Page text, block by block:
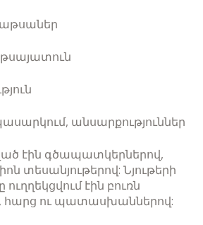
անսարքություններ
էին գծապատկերներով,
տեսանյութերով: Նյութերի
էին բուռն
հարց ու պատասխաններով: